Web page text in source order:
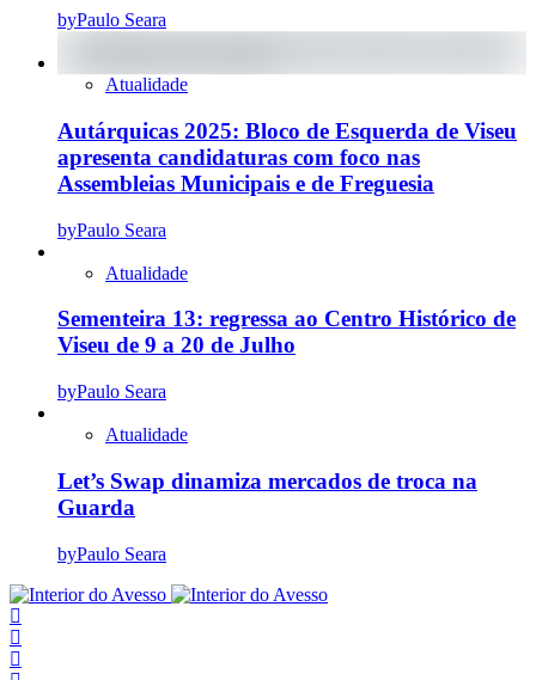
byPaulo Seara
Atualidade
Autárquicas 2025: Bloco de Esquerda de Viseu
apresenta candidaturas com foco nas
Assembleias Municipais e de Freguesia
byPaulo Seara
Atualidade
Sementeira 13: regressa ao Centro Histórico de
Viseu de 9 a 20 de Julho
byPaulo Seara
Atualidade
Let’s Swap dinamiza mercados de troca na
Guarda
byPaulo Seara